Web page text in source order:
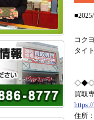
コク
タイ
買取
住所